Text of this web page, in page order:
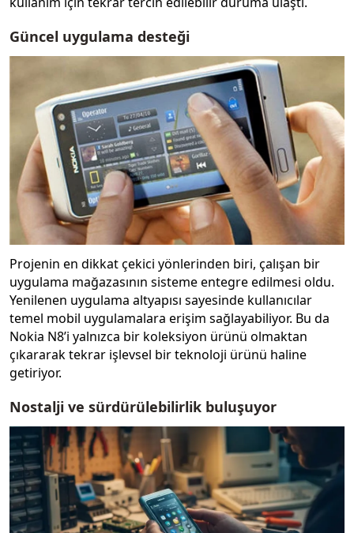
Güncel uygulama desteği
Projenin en dikkat çekici yönlerinden biri, çalışan bir
uygulama mağazasının sisteme entegre edilmesi oldu.
Yenilenen uygulama altyapısı sayesinde kullanıcılar
temel mobil uygulamalara erişim sağlayabiliyor. Bu da
Nokia N8’i yalnızca bir koleksiyon ürünü olmaktan
çıkararak tekrar işlevsel bir teknoloji ürünü haline
getiriyor.
Nostalji ve sürdürülebilirlik buluşuyor